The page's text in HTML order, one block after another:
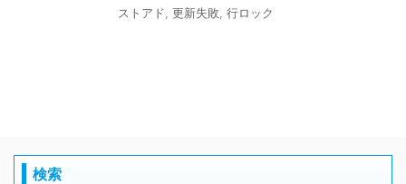
ストアド 更新失敗 行ロック
検索